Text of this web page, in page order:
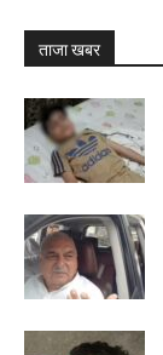
ताजा खबर